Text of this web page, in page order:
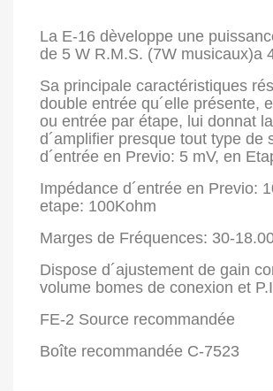
La E-16 dèveloppe une
de 5 W R.M.S. (7W musicaux)a
Sa principale caractéristiques
double entrée qu´elle présente,
ou entrée par étape, lui donnat
d´amplifier presque tout type de
d´entrée en Previo: 5 mV, en
Impédance d´entrée en Previo:
etape: 100Kohm
Marges de Fréquences: 30-
Dispose d´ajustement de gain
volume bomes de conexion et
FE-2 Source recommandée
Boîte recommandée C-7523